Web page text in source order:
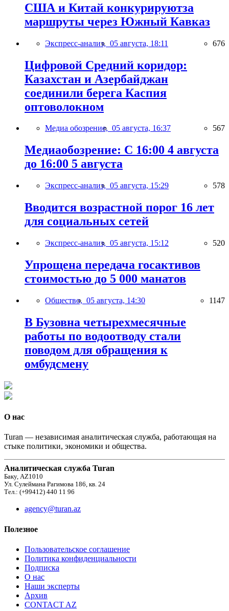
США и Китай конкурируютза
маршруты через Южный Кавказ
Экспресс-анализ, 05 августа, 18:11 676
Цифровой Средний коридор:
Казахстан и Азербайджан
соединили берега Каспия
оптоволокном
Медиа обозрение, 05 августа, 16:37 567
Медиаобозрение: С 16:00 4 августа
до 16:00 5 августа
Экспресс-анализ, 05 августа, 15:29 578
Вводится возрастной порог 16 лет
для социальных сетей
Экспресс-анализ, 05 августа, 15:12 520
Упрощена передача госактивов
стоимостью до 5 000 манатов
Общество, 05 августа, 14:30 1147
В Бузовна четырехмесячные
работы по водоотводу стали
поводом для обращения к
омбудсмену
О нас
Turan — независимая аналитическая служба, работающая на
стыке политики, экономики и общества.
Аналитическая служба Turan
Баку, AZ1010
Ул. Сулеймана Рагимова 186, кв. 24
Тел.: (+99412) 440 11 96
agency@turan.az
Полезное
Пользовательское соглашение
Политика конфиденциальности
Подписка
О нас
Наши эксперты
Архив
CONTACT AZ